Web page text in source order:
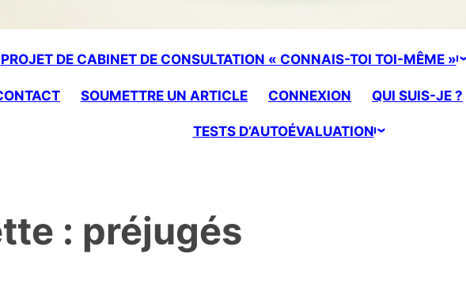
PROJET DE CABINET DE CONSULTATION « CONNAIS-TOI TOI-MÊME »
SOUMETTRE UN ARTICLE CONNEXION QUI SUIS-JE ?
TESTS D’AUTOÉVALUATION
: préjugés